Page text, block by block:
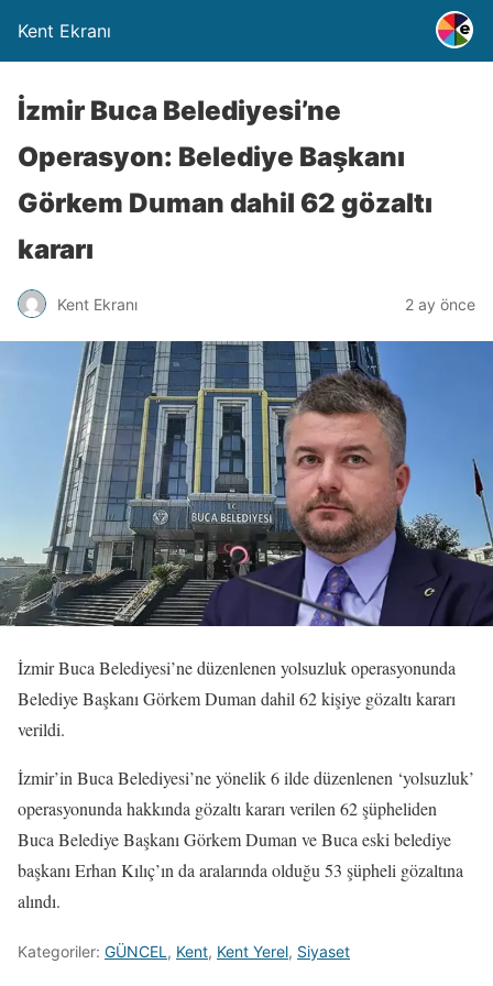
Kent Ekranı
İzmir Buca Belediyesi’ne
Operasyon: Belediye Başkanı
Görkem Duman dahil 62 gözaltı
kararı
Kent Ekranı 2 ay önce
İzmir Buca Belediyesi’ne düzenlenen yolsuzluk operasyonunda
Belediye Başkanı Görkem Duman dahil 62 kişiye gözaltı kararı
verildi.
İzmir’in Buca Belediyesi’ne yönelik 6 ilde düzenlenen ‘yolsuzluk’
operasyonunda hakkında gözaltı kararı verilen 62 şüpheliden
Buca Belediye Başkanı Görkem Duman ve Buca eski belediye
başkanı Erhan Kılıç’ın da aralarında olduğu 53 şüpheli gözaltına
alındı.
Kategoriler: GÜNCEL , Kent, Kent Yerel, Siyaset